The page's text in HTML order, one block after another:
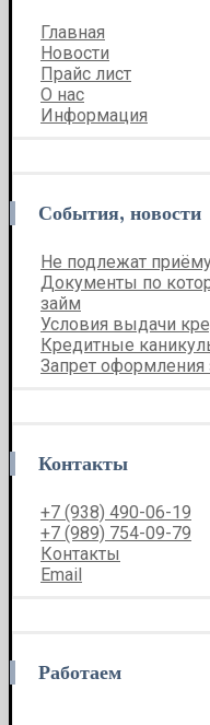
Главная
Новости
Прайс лист
О нас
Информация
События, новости
Не подлежат
Документы по
займ
Условия выдачи
Кредитные
Запрет
Контакты
+7 (938) 490-06-19
+7 (989) 754-09-79
Контакты
Email
Работаем